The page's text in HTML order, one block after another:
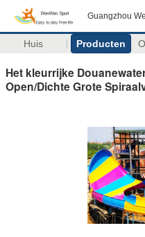
Guangzhou
Huis Producten
Het kleurrijke
Open/Dichte Grote